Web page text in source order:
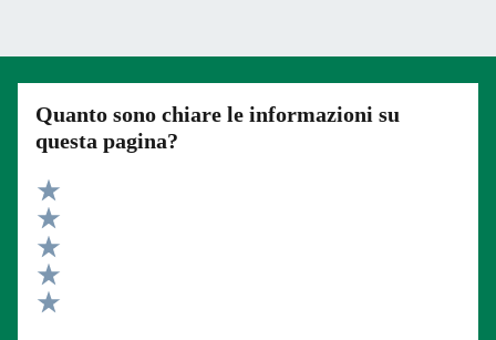
Quanto sono chiare le informazioni su
questa pagina?
Valuta 5 stelle su 5
Valuta 4 stelle su 5
Valuta 3 stelle su 5
Valuta 2 stelle su 5